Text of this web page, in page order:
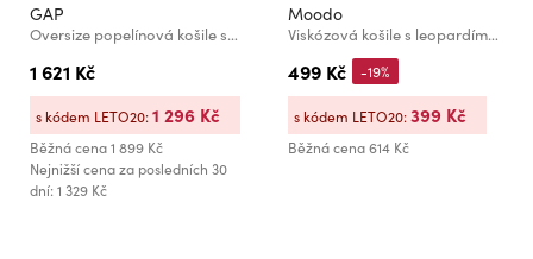
GAP
Oversize popelínová košile s logem Big Shirt GAP
1 621 Kč
Běžná cena1 899 Kč
Nejnižší cena za posledních 30
dní: 1 329 Kč
s kódem LETO20:1 296 Kč
Moodo
Viskózová košile s leopardím vzorem růžová Moodo
499 Kč
Běžná cena614 Kč
-19%
s kódem LETO20:399 Kč